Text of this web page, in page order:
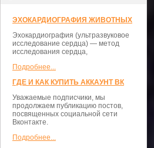
ЭХОКАРДИОГРАФИЯ ЖИВОТНЫХ
Эхокардиография (ультразвуковое
исследование сердца) — метод
исследования сердца,
Подробнее...
ГДЕ И КАК КУПИТЬ АККАУНТ ВК
Уважаемые подписчики, мы
продолжаем публикацию постов,
посвященных социальной сети
Вконтакте.
Подробнее...